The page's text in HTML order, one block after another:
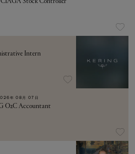
Intern
年 08月 07日
O2C Accountant